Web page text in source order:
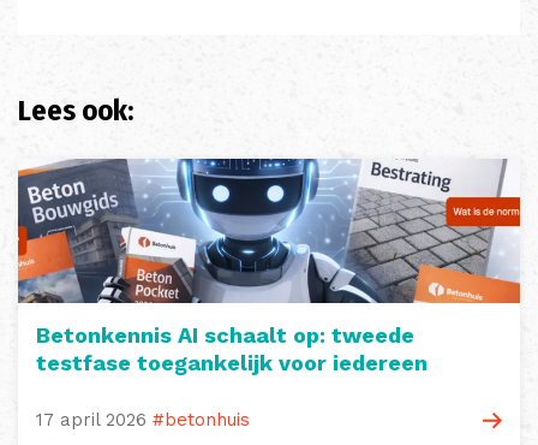
Lees ook:
Betonkennis AI schaalt op: tweede
testfase toegankelijk voor iedereen
17 april 2026 #betonhuis